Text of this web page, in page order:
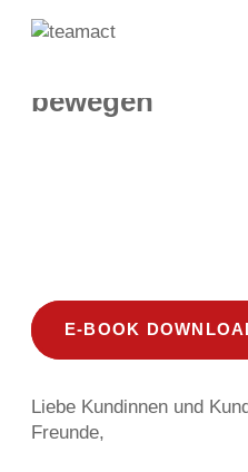
E-BOOKS
bewegen
E-BOOK
Liebe Kundinnen und
Freunde,